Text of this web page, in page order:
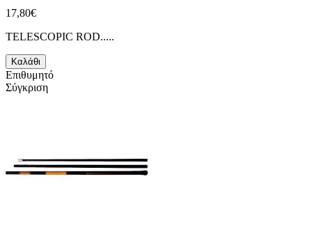
17,80€
TELESCOPIC ROD.....
Καλάθι
Επιθυμητό
Σύγκριση